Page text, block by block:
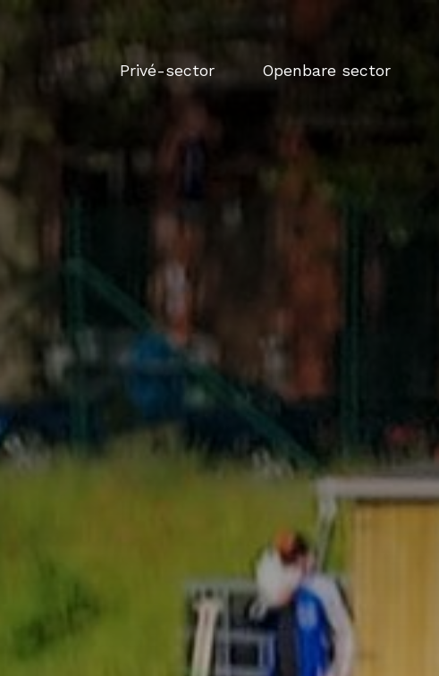
Privé-sector Openbare sector
Home
Privé-sector
Openbare sector
Partners
Contact